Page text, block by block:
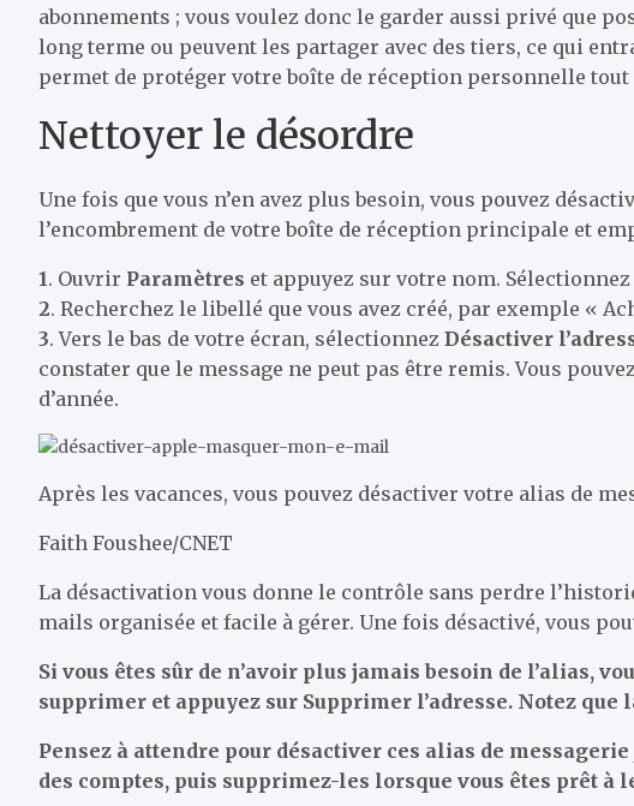
abonnements ; vous voulez donc le garder aussi privé que
long terme ou peuvent les partager avec des tiers, ce qui
permet de protéger votre boîte de réception personnelle
Nettoyer le désordre
Une fois que vous n’en avez plus besoin, vous pouvez
l’encombrement de votre boîte de réception principale et
1. Ouvrir Paramètres et appuyez sur votre nom.
2. Recherchez le libellé que vous avez créé, par exemple «
3. Vers le bas de votre écran, sélectionnez Désactiver
constater que le message ne peut pas être remis. Vous
d’année.
Après les vacances, vous pouvez désactiver votre alias de
Faith Foushee/CNET
La désactivation vous donne le contrôle sans perdre
mails organisée et facile à gérer. Une fois désactivé, vous
Si vous êtes sûr de n’avoir plus jamais besoin de l’alias,
supprimer et appuyez sur Supprimer l’adresse. Notez que
Pensez à attendre pour désactiver ces alias de
des comptes, puis supprimez-les lorsque vous êtes prêt